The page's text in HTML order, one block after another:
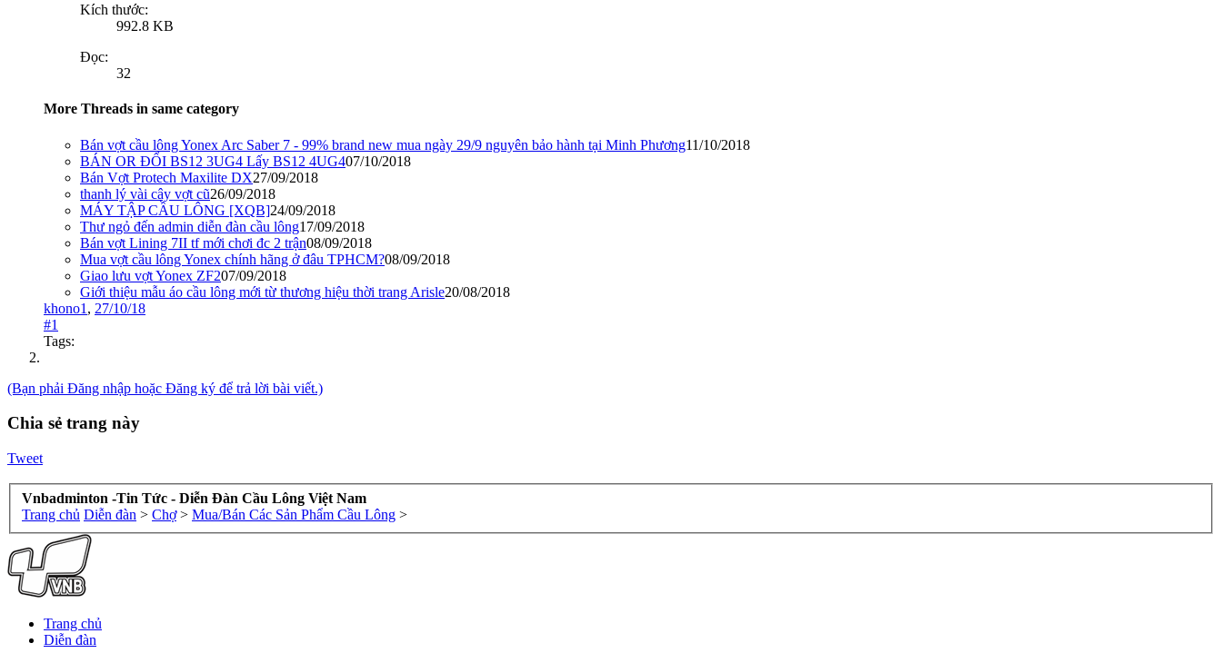
Kích thước:
992.8 KB
Đọc:
32
More Threads in same category
Bán vợt cầu lông Yonex Arc Saber 7 - 99% brand new mua ngày 29/9 nguyên bảo hành tại Minh Phương11/10/2018
BÁN OR ĐỔI BS12 3UG4 Lấy BS12 4UG407/10/2018
Bán Vợt Protech Maxilite DX27/09/2018
thanh lý vài cây vợt cũ26/09/2018
MÁY TẬP CẦU LÔNG [XQB]24/09/2018
Thư ngỏ đến admin diễn đàn cầu lông17/09/2018
Bán vợt Lining 7II tf mới chơi đc 2 trận08/09/2018
Mua vợt cầu lông Yonex chính hãng ở đâu TPHCM?08/09/2018
Giao lưu vợt Yonex ZF207/09/2018
Giới thiệu mẫu áo cầu lông mới từ thương hiệu thời trang Arisle20/08/2018
khono1 , 27/10/18
#1
Tags:
(Bạn phải Đăng nhập hoặc Đăng ký để trả lời bài viết.)
Chia sẻ trang này
Tweet
Vnbadminton -Tin Tức - Diễn Đàn Cầu Lông Việt Nam
Trang chủ Diễn đàn > Chợ > Mua/Bán Các Sản Phẩm Cầu Lông >
Trang chủ
Diễn đàn